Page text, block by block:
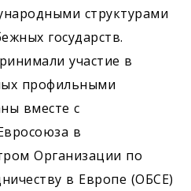
структурами
государств.
участие в
профильными
вместе с
в
Организации по
в Европе (ОБСЕ)